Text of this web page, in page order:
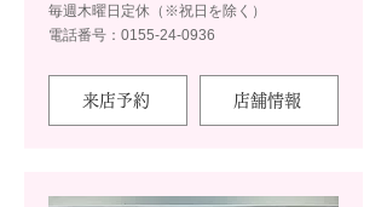
毎週木曜日定休（※祝日を除く）
電話番号：0155-24-0936
来店予約 店舗情報